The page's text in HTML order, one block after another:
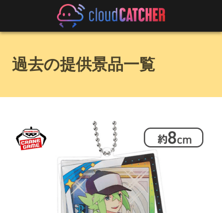
過去の提供景品一覧